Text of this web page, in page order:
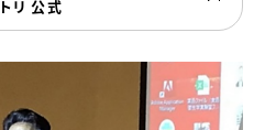
リ 公式